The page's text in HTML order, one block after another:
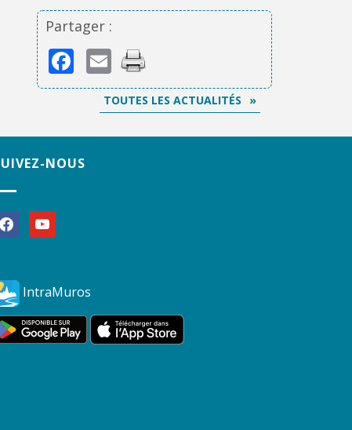
Partager :
Facebook
Email
TOUTES LES ACTUALITÉS
NOUS
facebookyoutube
IntraMuros